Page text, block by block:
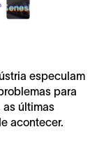
especulam
para
as últimas
acontecer.